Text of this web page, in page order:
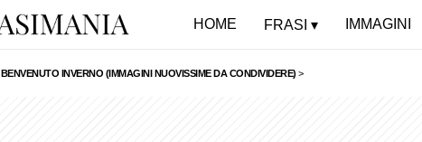
HOME FRASI IMMAGINI
BENVENUTO INVERNO (IMMAGINI NUOVISSIME DA CONDIVIDERE) >